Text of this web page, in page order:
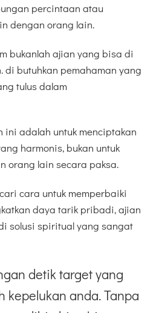
percintaan atau
dengan orang lain.
bukanlah ajian yang bisa di
di butuhkan pemahaman yang
tulus dalam
ini adalah untuk menciptakan
harmonis, bukan untuk
orang lain secara paksa.
cara untuk memperbaiki
daya tarik pribadi, ajian
solusi spiritual yang sangat
detik target yang
kepelukan anda. Tanpa